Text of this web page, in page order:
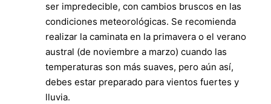
ser impredecible, con cambios bruscos en las
condiciones meteorológicas. Se recomienda
realizar la caminata en la primavera o el verano
austral (de noviembre a marzo) cuando las
temperaturas son más suaves, pero aún así,
debes estar preparado para vientos fuertes y
lluvia.